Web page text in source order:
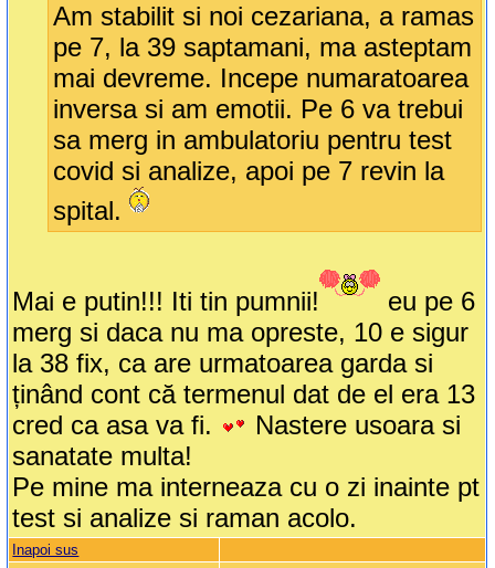
Am stabilit si noi cezariana, a ramas
pe 7, la 39 saptamani, ma asteptam
mai devreme. Incepe numaratoarea
inversa si am emotii. Pe 6 va trebui
sa merg in ambulatoriu pentru test
covid si analize, apoi pe 7 revin la
spital.
Mai e putin!!! Iti tin pumnii!
eu pe 6
merg si daca nu ma opreste, 10 e sigur
la 38 fix, ca are urmatoarea garda si
ținând cont că termenul dat de el era 13
cred ca asa va fi.
Nastere usoara si
sanatate multa!
Pe mine ma interneaza cu o zi inainte pt
test si analize si raman acolo.
Inapoi sus